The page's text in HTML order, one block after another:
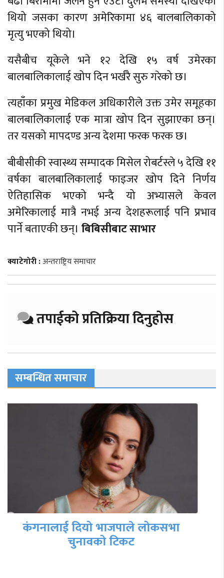
थियो जसका कारण अमेरिकामा ४६ बालबालिकाको
मृत्यु भएको थियो।
यसैबीच यूकेले भने १२ देखि १५ वर्ष उमेरका
बालबालिकालाई खोप दिन भर्खरै सुरु गरेको छ।
त्यहाँका प्रमुख मेडिकल अधिकारीले उक्त उमेर समूहका
बालबालिकालाई एक मात्रा खोप दिन सुझाएका छन्।
तर यसको मापदण्ड अन्य देशमा फरक फरक छ।
बीबीसीकी स्वास्थ्य सम्पादक मिसेल रोबर्टस्ले ५ देखि ११
वर्षका बालबालिकालाई फाइजर खोप दिने निर्णय
ऐतिहासिक भएको भन्दै यो अभ्यासले केवल
अमेरिकालाई मात्रै नभई अन्य देशहरूलाई पनि प्रभाव
पार्ने बताएकी छन्। बिबिसीबाट साभार
क्याटेगोरी :अन्तराष्ट्रिय समाचार
तपाईको प्रतिक्रिया दिनुहोस
सम्बन्धित समाचार
दिल्लीका मुख्यमन्त्री अरविन्द केजरीवाल
पक्राउ